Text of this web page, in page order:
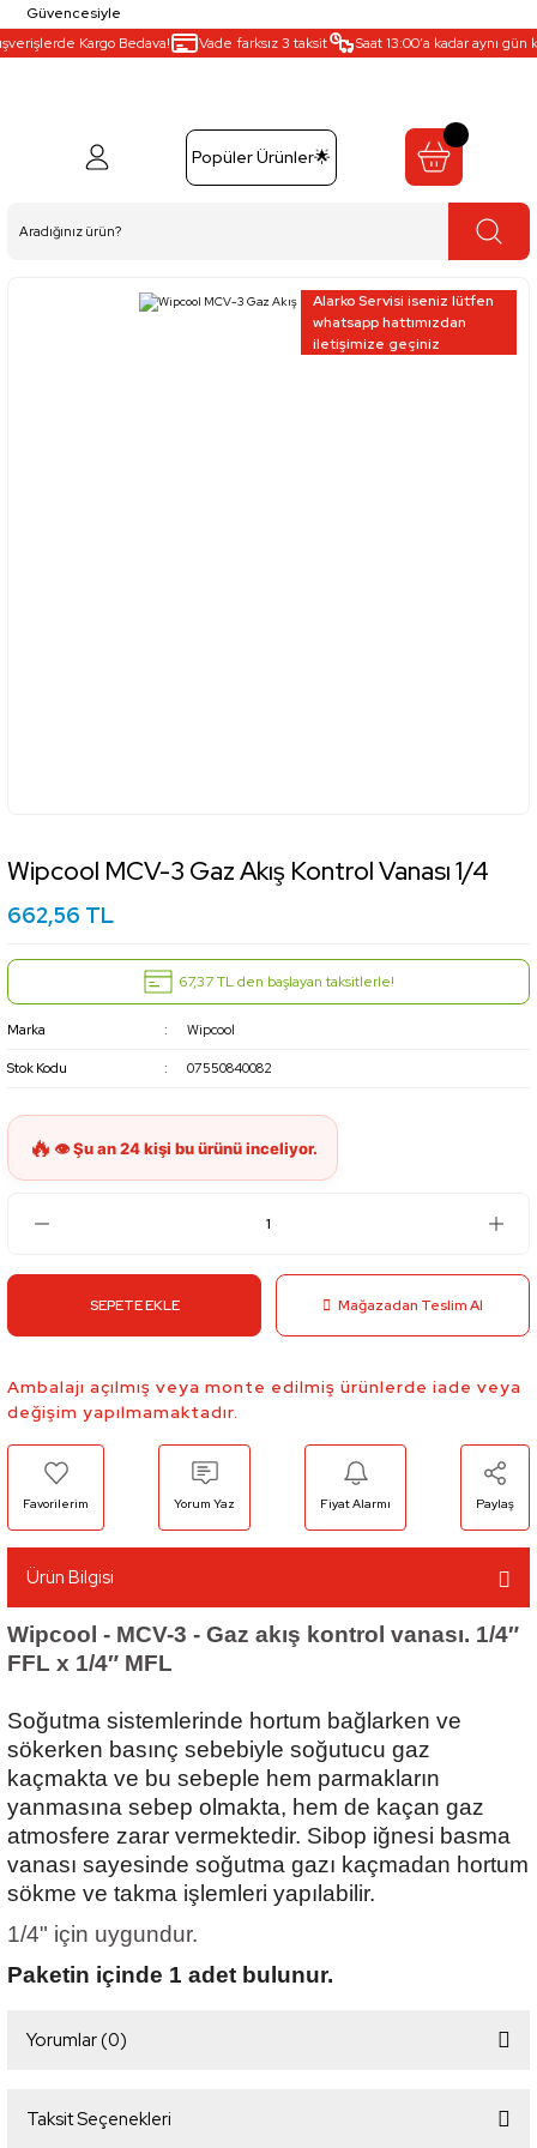
Güvencesiyle
Kargo Bedava!
Vade farksız 3 taksit Saat 13:00’a kadar aynı gün
Popüler Ürünler🌟
Alarko Servisi iseniz lütfen
whatsapp hattımızdan
iletişimize geçiniz
Wipcool MCV-3 Gaz Akış Kontrol Vanası 1/4
662,56 TL
67,37 TL den başlayan taksitlerle!
Marka Wipcool
Stok Kodu 07550840082
SEPETE EKLE Mağazadan Teslim Al
Ambalajı açılmış veya monte edilmiş ürünlerde iade veya
değişim yapılmamaktadır.
Yorum Yaz Fiyat Alarmı Paylaş
Ürün Bilgisi
Wipcool - MCV-3 - Gaz akış kontrol vanası. 1/4″
FFL x 1/4″ MFL
Soğutma sistemlerinde hortum bağlarken ve
sökerken basınç sebebiyle soğutucu gaz
kaçmakta ve bu sebeple hem parmakların
yanmasına sebep olmakta, hem de kaçan gaz
atmosfere zarar vermektedir. Sibop iğnesi basma
vanası sayesinde soğutma gazı kaçmadan hortum
sökme ve takma işlemleri yapılabilir.
1/4" için uygundur.
Paketin içinde 1 adet bulunur.
Yorumlar (0)
Taksit Seçenekleri